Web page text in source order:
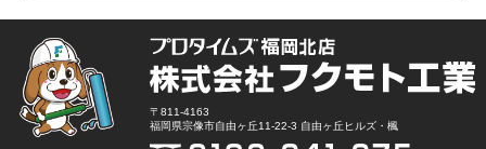
〒811-4163
福岡県宗像市自由ヶ丘11-22-3 自由ヶ丘ヒルズ・楓